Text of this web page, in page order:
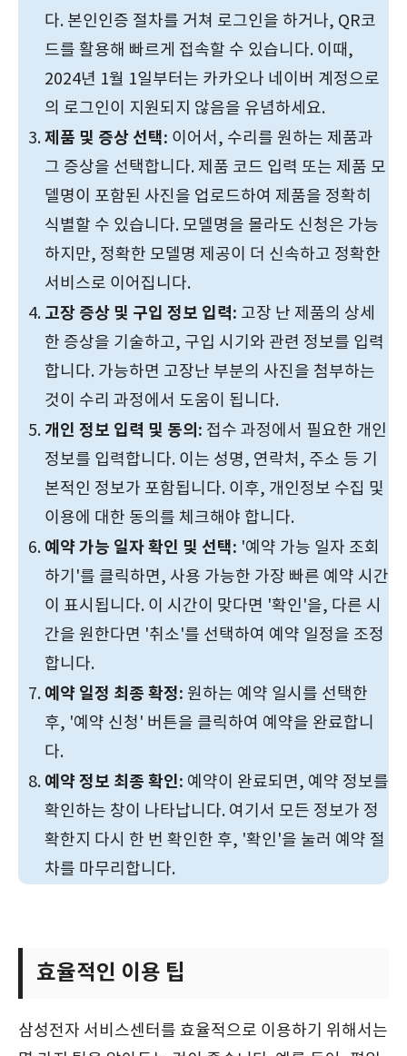
다. 본인인증 절차를 거쳐 로그인을 하거나, QR코
드를 활용해 빠르게 접속할 수 있습니다. 이때,
2024년 1월 1일부터는 카카오나 네이버 계정으로
의 로그인이 지원되지 않음을 유념하세요.
제품 및 증상 선택: 이어서, 수리를 원하는 제품과
그 증상을 선택합니다. 제품 코드 입력 또는 제품 모
델명이 포함된 사진을 업로드하여 제품을 정확히
식별할 수 있습니다. 모델명을 몰라도 신청은 가능
하지만, 정확한 모델명 제공이 더 신속하고 정확한
서비스로 이어집니다.
고장 증상 및 구입 정보 입력: 고장 난 제품의 상세
한 증상을 기술하고, 구입 시기와 관련 정보를 입력
합니다. 가능하면 고장난 부분의 사진을 첨부하는
것이 수리 과정에서 도움이 됩니다.
개인 정보 입력 및 동의: 접수 과정에서 필요한 개인
정보를 입력합니다. 이는 성명, 연락처, 주소 등 기
본적인 정보가 포함됩니다. 이후, 개인정보 수집 및
이용에 대한 동의를 체크해야 합니다.
예약 가능 일자 확인 및 선택: '예약 가능 일자 조회
하기'를 클릭하면, 사용 가능한 가장 빠른 예약 시간
이 표시됩니다. 이 시간이 맞다면 '확인'을, 다른 시
간을 원한다면 '취소'를 선택하여 예약 일정을 조정
합니다.
예약 일정 최종 확정: 원하는 예약 일시를 선택한
후, '예약 신청' 버튼을 클릭하여 예약을 완료합니
다.
예약 정보 최종 확인: 예약이 완료되면, 예약 정보를
확인하는 창이 나타납니다. 여기서 모든 정보가 정
확한지 다시 한 번 확인한 후, '확인'을 눌러 예약 절
차를 마무리합니다.
효율적인 이용 팁
삼성전자 서비스센터를 효율적으로 이용하기 위해서는